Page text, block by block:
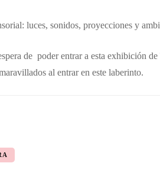
luces, sonidos, proyecciones y
de poder entrar a esta exhibición
al entrar en este laberinto.